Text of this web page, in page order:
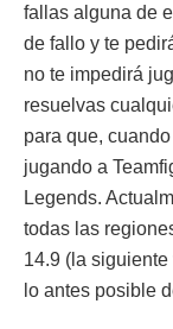
fallas alguna de
de fallo y te
no te impedirá
resuelvas
para que,
jugando a
Legends.
todas las
14.9 (la
lo antes posible